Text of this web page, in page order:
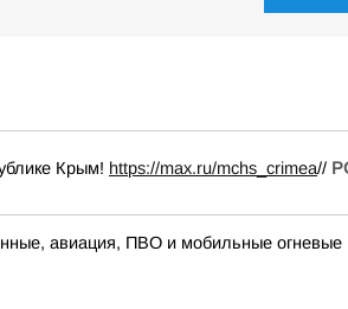
Крым! https://max.ru/mchs_crimea//
авиация, ПВО и мобильные огневые